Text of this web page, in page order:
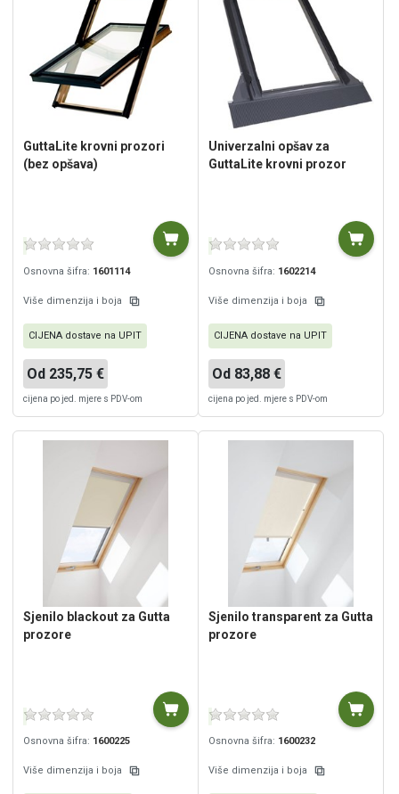
GuttaLite krovni prozori
(bez opšava)
Osnovna šifra: 1601114
Više dimenzija i boja
CIJENA dostave na UPIT
Od 235,75 €
cijena po jed. mjere s PDV-om
Univerzalni opšav za
GuttaLite krovni prozor
Osnovna šifra: 1602214
Više dimenzija i boja
CIJENA dostave na UPIT
Od 83,88 €
cijena po jed. mjere s PDV-om
Sjenilo blackout za Gutta
prozore
Osnovna šifra: 1600225
Više dimenzija i boja
Sjenilo transparent za Gutta
prozore
Osnovna šifra: 1600232
Više dimenzija i boja